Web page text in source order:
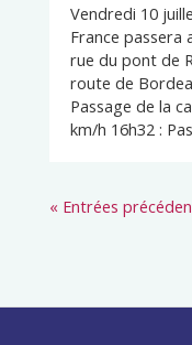
Vendredi 10
France passera
rue du pont de
route de
Passage de la
km/h 16h32 :
« Entrées